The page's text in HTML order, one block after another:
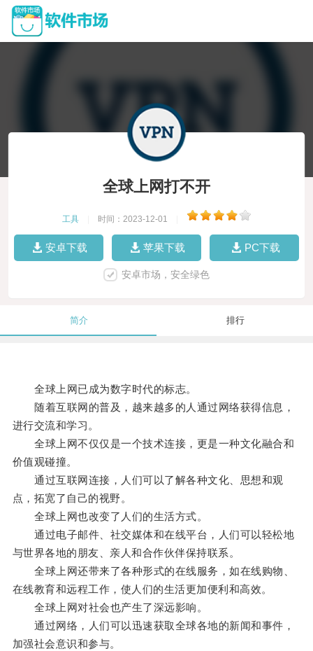
全球上网打不开
工具 时间：2023-12-01
安卓下载 苹果下载 PC下载
安卓市场，安全绿色
简介 排行
全球上网已成为数字时代的标志。
随着互联网的普及，越来越多的人通过网络获得信息，
进行交流和学习。
全球上网不仅仅是一个技术连接，更是一种文化融合和
价值观碰撞。
通过互联网连接，人们可以了解各种文化、思想和观
点，拓宽了自己的视野。
全球上网也改变了人们的生活方式。
通过电子邮件、社交媒体和在线平台，人们可以轻松地
与世界各地的朋友、亲人和合作伙伴保持联系。
全球上网还带来了各种形式的在线服务，如在线购物、
在线教育和远程工作，使人们的生活更加便利和高效。
全球上网对社会也产生了深远影响。
通过网络，人们可以迅速获取全球各地的新闻和事件，
加强社会意识和参与。